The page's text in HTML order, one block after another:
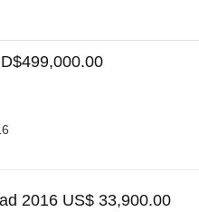
2016 US$ 33,900.00